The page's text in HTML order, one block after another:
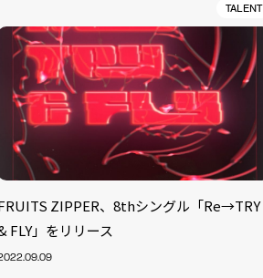
TALENT
ZIPPER、8thシングル「Re→TRY
FLY」をリリース